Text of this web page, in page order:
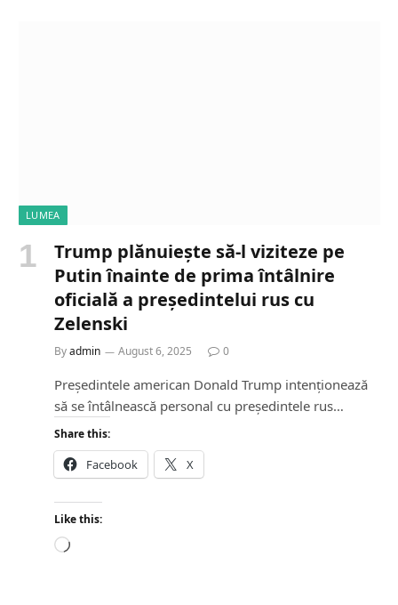
LUMEA
Trump plănuiește să-l viziteze pe
Putin înainte de prima întâlnire
oficială a președintelui rus cu
Zelenski
Byadmin August 6, 2025 0
Președintele american Donald Trump intenționează
să se întâlnească personal cu președintele rus…
Share this:
Facebook X
Like this:
L